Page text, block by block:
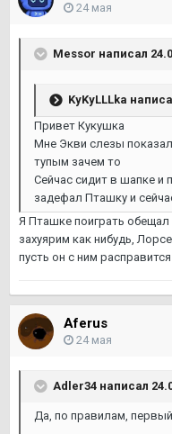
24 мая
Messor написал
KyKyLLLka
Привет Кукушка
Мне Экви слезы
тупым зачем то
Сейчас сидит в шапке и
задефал Пташку и
Я Пташке поиграть
захуярим как нибудь,
пусть он с ним расправится
Aferus
24 мая
Adler34 написал
Да, по правилам,